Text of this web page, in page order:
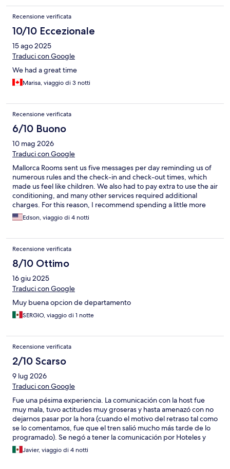
Recensione verificata
10/10 Eccezionale
15 ago 2025
Traduci con Google
We had a great time
Marisa, viaggio di 3 notti
Recensione verificata
6/10 Buono
10 mag 2026
Traduci con Google
Mallorca Rooms sent us five messages per day reminding us of
numerous rules and the check-in and check-out times, which
made us feel like children. We also had to pay extra to use the air
conditioning, and many other services required additional
charges. For this reason, I recommend spending a little more
and booking a proper hotel instead.
Edson, viaggio di 4 notti
Recensione verificata
8/10 Ottimo
16 giu 2025
Traduci con Google
Muy buena opcion de departamento
SERGIO, viaggio di 1 notte
Recensione verificata
2/10 Scarso
9 lug 2026
Traduci con Google
Fue una pésima experiencia. La comunicación con la host fue
muy mala, tuvo actitudes muy groseras y hasta amenazó con no
dejarnos pasar por la hora (cuando el motivo del retraso tal como
se lo comentamos, fue que el tren salió mucho más tarde de lo
programado). Se negó a tener la comunicación por Hoteles y
sólo quería por WhatsApp, estuvo acosando por llamadas. El
cuarto no era el que habíamos reservado. La atención y la
Javier, viaggio di 4 notti